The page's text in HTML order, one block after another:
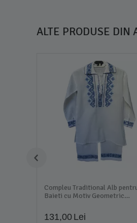
ALTE PRODUSE DIN
Compleu Traditional Alb
Baieti cu Motiv Geometric
131,00 Lei